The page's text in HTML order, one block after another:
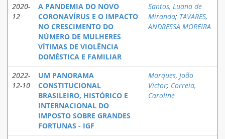
2020-
12
A PANDEMIA DO NOVO
CORONAVÍRUS E O IMPACTO
NO CRESCIMENTO DO
NÚMERO DE MULHERES
VÍTIMAS DE VIOLÊNCIA
DOMÉSTICA E FAMILIAR
Santos, Luana de
Miranda; TAVARES,
ANDRESSA MOREIRA
2022-
12-10
UM PANORAMA
CONSTITUCIONAL
BRASILEIRO, HISTÓRICO E
INTERNACIONAL DO
IMPOSTO SOBRE GRANDES
FORTUNAS - IGF
Marques, João
Victor; Correia,
Caroline